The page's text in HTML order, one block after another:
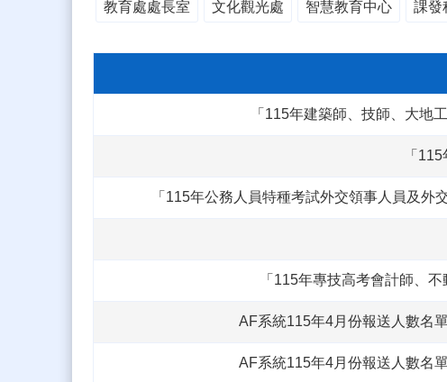
教育處處長室 文化觀光處 智慧教育中心 課發
「115年建築師、技師、大地
「
「115年公務人員特種考試外交領事人員及
「115年專技高考會計師、
AF系統115年4月份報送人數名
AF系統115年4月份報送人數名